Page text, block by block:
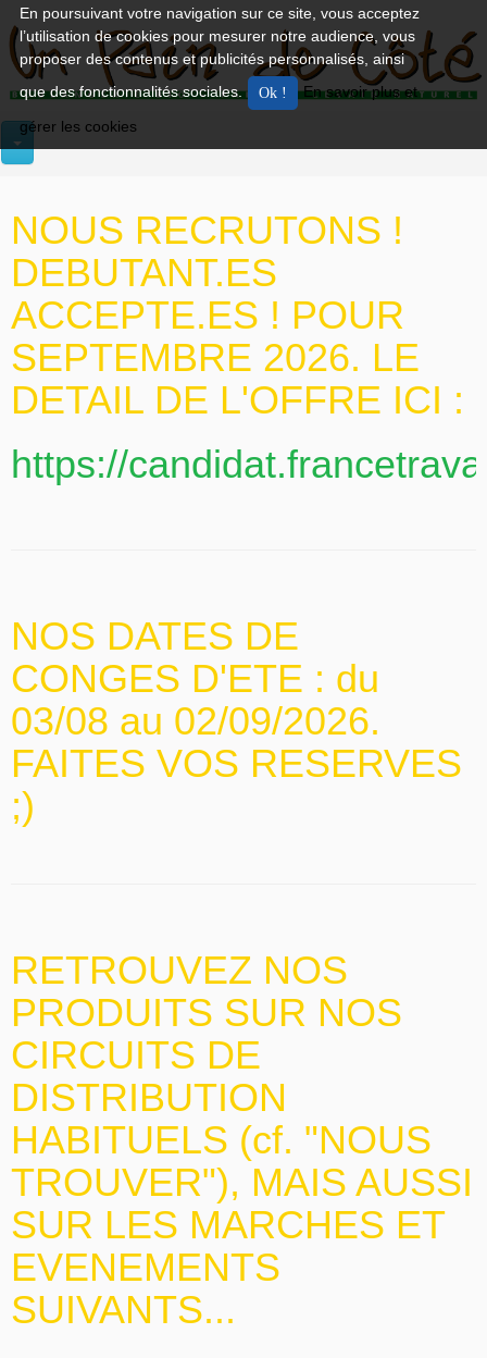
En poursuivant votre navigation sur ce site, vous acceptez
l’utilisation de cookies pour mesurer notre audience, vous
proposer des contenus et publicités personnalisés, ainsi
que des fonctionnalités sociales.
En savoir plus et
gérer les cookies
NOUS RECRUTONS !
DEBUTANT.ES
ACCEPTE.ES ! POUR
SEPTEMBRE 2026. LE
DETAIL DE L'OFFRE ICI :
https://
NOS DATES DE
CONGES D'ETE : du
03/08 au 02/09/2026.
FAITES VOS RESERVES
;)
RETROUVEZ NOS
PRODUITS SUR NOS
CIRCUITS DE
DISTRIBUTION
HABITUELS (cf. "NOUS
TROUVER"), MAIS AUSSI
SUR LES MARCHES ET
EVENEMENTS
SUIVANTS...